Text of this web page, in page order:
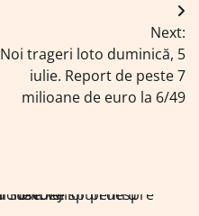
Next:
Noi trageri loto duminică, 5
iulie. Report de peste 7
milioane de euro la 6/49